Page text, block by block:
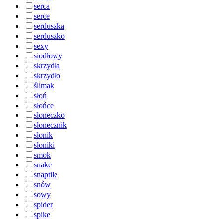
serca
serce
serduszka
serduszko
sexy
siodłowy
skrzydła
skrzydło
ślimak
słoń
słońce
słoneczko
słonecznik
słonik
słoniki
smok
snake
snaptile
snów
sowy
spider
spike